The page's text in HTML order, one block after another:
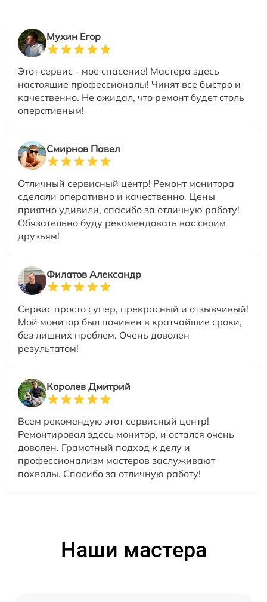
Мухин Егор
Этот сервис - мое спасение! Мастера здесь
настоящие профессионалы! Чинят все быстро и
качественно. Не ожидал, что ремонт будет столь
оперативным!
Смирнов Павел
Отличный сервисный центр! Ремонт монитора
сделали оперативно и качественно. Цены
приятно удивили, спасибо за отличную работу!
Обязательно буду рекомендовать вас своим
друзьям!
Филатов Александр
Сервис просто супер, прекрасный и отзывчивый!
Мой монитор был починен в кратчайшие сроки,
без лишних проблем. Очень доволен
результатом!
Королев Дмитрий
Всем рекомендую этот сервисный центр!
Ремонтировал здесь монитор, и остался очень
доволен. Грамотный подход к делу и
профессионализм мастеров заслуживают
похвалы. Спасибо за отличную работу!
Наши мастера